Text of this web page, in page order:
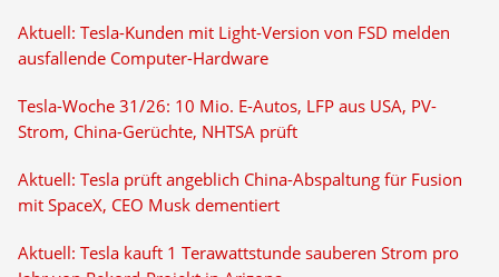
Aktuell: Tesla-Kunden mit Light-Version von FSD melden
ausfallende Computer-Hardware
Tesla-Woche 31/26: 10 Mio. E-Autos, LFP aus USA, PV-
Strom, China-Gerüchte, NHTSA prüft
Aktuell: Tesla prüft angeblich China-Abspaltung für Fusion
mit SpaceX, CEO Musk dementiert
Aktuell: Tesla kauft 1 Terawattstunde sauberen Strom pro